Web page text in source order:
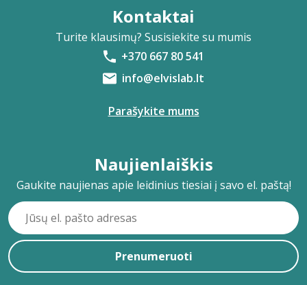
Kontaktai
Turite klausimų? Susisiekite su mumis
+370 667 80 541
info@elvislab.lt
Parašykite mums
Naujienlaiškis
Gaukite naujienas apie leidinius tiesiai į savo el. paštą!
Prenumeruoti